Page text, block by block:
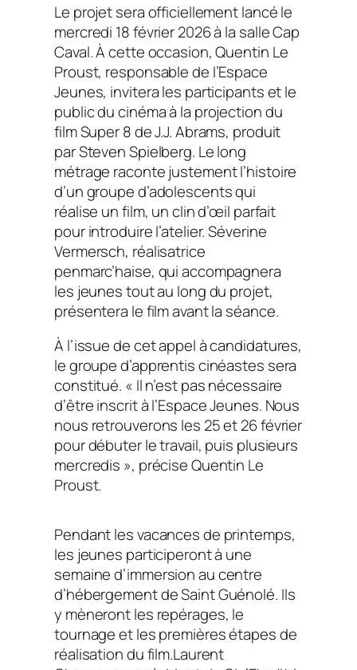
Le projet sera officiellement lancé le
mercredi 18 février 2026 à la salle Cap
Caval. À cette occasion, Quentin Le
Proust, responsable de l’Espace
Jeunes, invitera les participants et le
public du cinéma à la projection du
film Super 8 de J.J. Abrams, produit
par Steven Spielberg. Le long
métrage raconte justement l’histoire
d’un groupe d’adolescents qui
réalise un film, un clin d’œil parfait
pour introduire l’atelier. Séverine
Vermersch, réalisatrice
penmarc’haise, qui accompagnera
les jeunes tout au long du projet,
présentera le film avant la séance.
À l’issue de cet appel à candidatures,
le groupe d’apprentis cinéastes sera
constitué. « Il n’est pas nécessaire
d’être inscrit à l’Espace Jeunes. Nous
nous retrouverons les 25 et 26 février
pour débuter le travail, puis plusieurs
mercredis », précise Quentin Le
Proust.
Pendant les vacances de printemps,
les jeunes participeront à une
semaine d’immersion au centre
d’hébergement de Saint Guénolé. Ils
y mèneront les repérages, le
tournage et les premières étapes de
réalisation du film.Laurent